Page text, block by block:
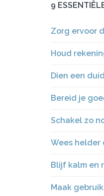
9
Zorg ervoor
Houd
Dien een
Bereid je
Schakel zo
Wees helder
Blijf kalm en
Maak